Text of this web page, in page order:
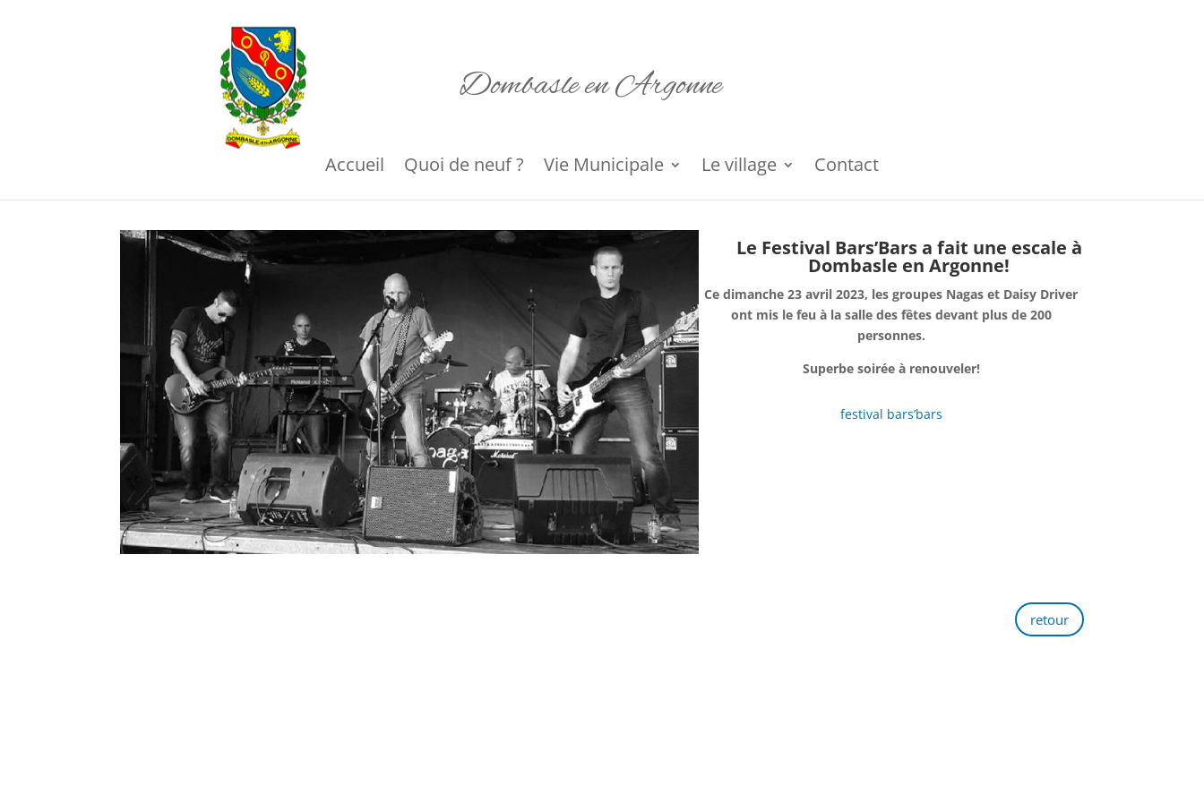
Dombasle en Argonne
Accueil Quoi de neuf ? Vie Municipale Le village Contact
Le Festival Bars’Bars a fait une escale à
Dombasle en Argonne!
Ce dimanche 23 avril 2023, les groupes Nagas et Daisy Driver
ont mis le feu à la salle des fêtes devant plus de 200
personnes.
Superbe soirée à renouveler!
festival bars’bars
retour